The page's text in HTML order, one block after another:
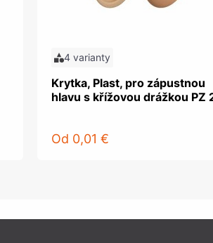
4 varianty
Krytka, Plast, pro zápustnou
hlavu s křížovou drážkou PZ
Od 0,01 €